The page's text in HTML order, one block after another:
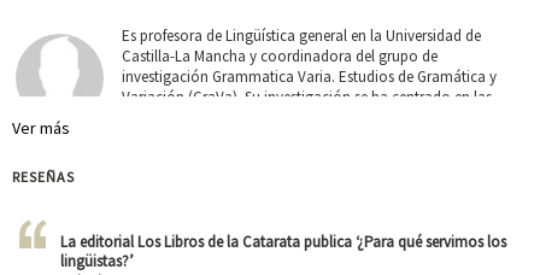
Es profesora de Lingüística general en la Universidad de
Castilla-La Mancha y coordinadora del grupo de
investigación Grammatica Varia. Estudios de Gramática y
Variación (GraVa). Su investigación se ha centrado en las
Es profesora de Lingüística general en la Universidad de
Ver más
RESEÑAS
La editorial Los Libros de la Catarata publica ‘¿Para qué servimos los
lingüistas?’